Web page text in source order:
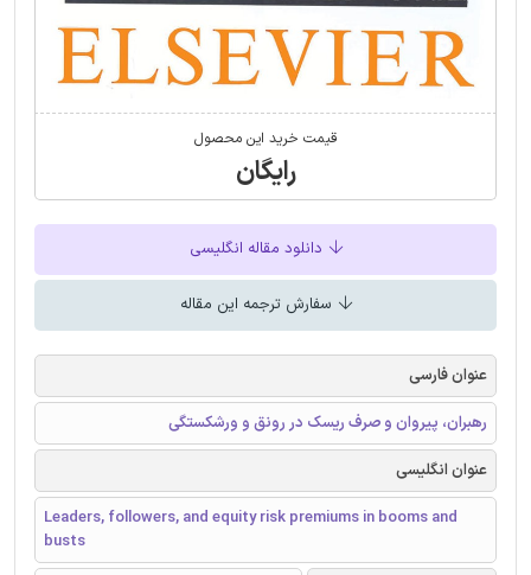
قیمت خرید این محصول
رایگان
دانلود مقاله انگلیسی
سفارش ترجمه این مقاله
عنوان فارسی
رهبران، پیروان و صرف ریسک در رونق و ورشکستگی
عنوان انگلیسی
Leaders, followers, and equity risk premiums in booms and
busts